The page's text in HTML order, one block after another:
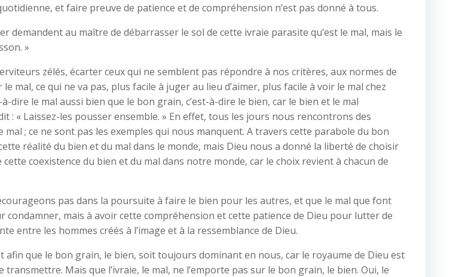
et faire preuve de patience et de compréhension n’est pas donné à tous.
demandent au maître de débarrasser le sol de cette ivraie parasite qu’est le mal, mais le
»
zélés, écarter ceux qui ne semblent pas répondre à nos critères, aux normes de
mal, ce qui ne va pas, plus facile à juger au lieu d’aimer, plus facile à voir le mal chez
dire le mal aussi bien que le bon grain, c’est-à-dire le bien, car le bien et le mal
: « Laissez-les pousser ensemble. » En effet, tous les jours nous rencontrons des
; ce ne sont pas les exemples qui nous manquent. A travers cette parabole du bon
réalité du bien et du mal dans le monde, mais Dieu nous a donné la liberté de choisir
coexistence du bien et du mal dans notre monde, car le choix revient à chacun de
pas dans la poursuite à faire le bien pour les autres, et que le mal que font
mais à avoir cette compréhension et cette patience de Dieu pour lutter de
entre les hommes créés à l’image et à la ressemblance de Dieu.
que le bon grain, le bien, soit toujours dominant en nous, car le royaume de Dieu est
Mais que l’ivraie, le mal, ne l’emporte pas sur le bon grain, le bien. Oui, le